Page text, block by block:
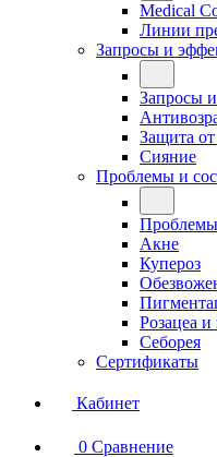
Medical
Линии
Запросы и
Запросы
Защита
Сияние
Проблемы и
Проблемы
Акне
Купероз
Розацеа
Себорея
Сертификаты
Кабинет
0 Сравнение